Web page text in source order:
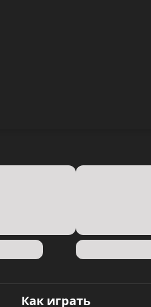
Как играть